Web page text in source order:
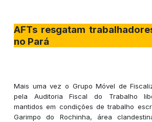
AFTs resgatam
no Pará
Mais uma vez o Grupo Móvel de
pela Auditoria Fiscal do Trabalho
mantidos em condições de trabalho
Garimpo do Rochinha, área